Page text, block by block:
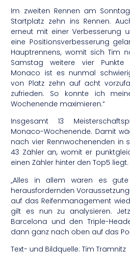
Im zweiten Rennen am
Startplatz zehn ins Rennen.
erneut mit einer Verbesserung
eine Positionsverbesserung
Hauptrennens, womit sich Tim
Samstag weitere vier Punkte
Monaco ist es nunmal
von Platz zehn auf acht
zufrieden. So konnte ich
Wochenende maximieren.“
Insgesamt 13
Monaco-Wochenende. Damit
nach vier Rennwochenenden in
43 Zähler an, womit er
einen Zähler hinter den Top5 liegt.
„Alles in allem waren es
herausfordernden
auf das Reifenmanagement
gilt es nun zu analysieren.
Barcelona und den Triple-
dann ganz nach oben auf das
Text- und Bildquelle: Tim Tramnitz